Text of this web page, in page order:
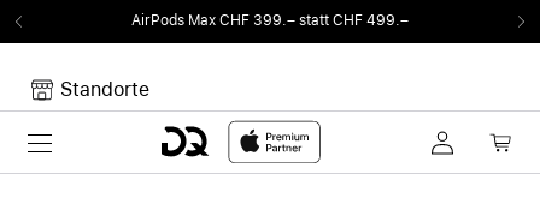
AirPods Max CHF 399.– statt CHF 499.–
Standorte
Toggle navigation